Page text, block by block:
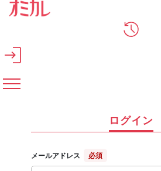
メインコンテンツへスキップ
ログイン
メールアドレス 必須